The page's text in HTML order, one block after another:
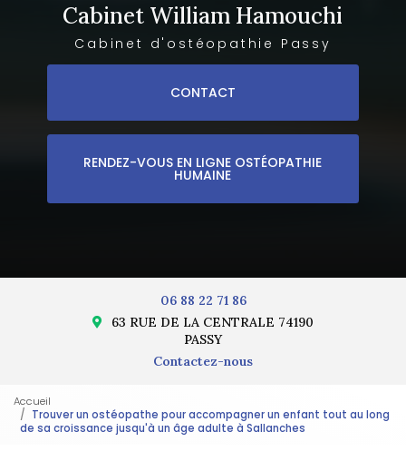
Cabinet William Hamouchi
Cabinet d'ostéopathie Passy
CONTACT
RENDEZ-VOUS EN LIGNE OSTÉOPATHIE
HUMAINE
06 88 22 71 86
63 RUE DE LA CENTRALE 74190
PASSY
Contactez-nous
Accueil
Trouver un ostéopathe pour accompagner un enfant tout au long
de sa croissance jusqu'à un âge adulte à Sallanches